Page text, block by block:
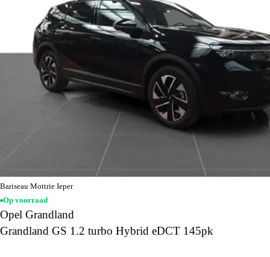
Bariseau Mottrie Ieper
Op voorraad
Opel Grandland
Grandland GS 1.2 turbo Hybrid eDCT 145pk